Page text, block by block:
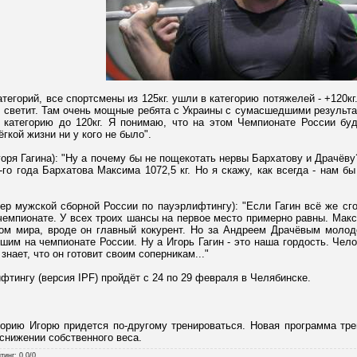
все спортсмены из 125кг. ушли в категорию потяжелей -
Там очень мощные ребята с Украины с сумасшедшими
категорию до 120кг. Я понимаю, что на этом Чемпионате России
жизни ни у кого не было".
Гагина): "Ну а почему бы не пощекотать нервы Бархатову и
года Бархатова Максима 1072,5 кг. Но я скажу, как всегда - нам
мужской сборной России по пауэрлифтингу): "Если Гагин всё же
У всех троих шансы на первое место примерно равны.
мира, вроде он главный кокурент. Но за Андреем Драчёвым
на чемпионате России. Ну а Игорь Гагин - это наша гордость.
что он готовит своим соперникам..."
(версия IPF) пройдёт с 24 по 29 февраля в Челябинске.
Игорю придется по-другому тренироваться. Новая программа
собственного веса.
: 0.0/0